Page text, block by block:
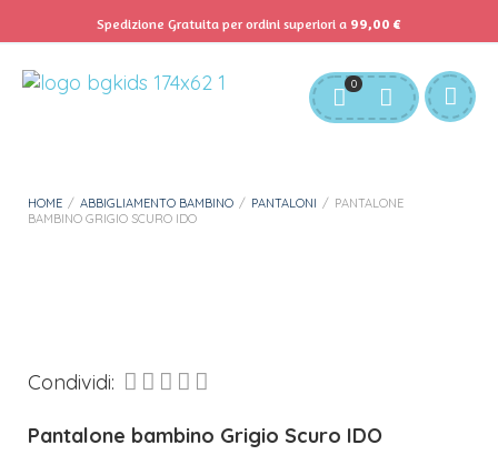
Servizio Clienti: info@bgkids.it +39 345 627 9165
Download APP B&G Kids
0
HOME / ABBIGLIAMENTO BAMBINO / PANTALONI / PANTALONE
BAMBINO GRIGIO SCURO IDO
Condividi:
Pantalone bambino Grigio Scuro IDO
Pantalone bambino Grigio Scuro IDO
Spedizione Gratuita per ordini superiori a 99,00 €